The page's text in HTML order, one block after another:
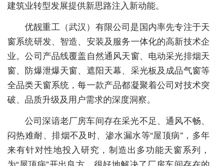
环球
专题
极客圈
经济
城建
科教
健康
悠游
建筑业转型发展提供新思路注入新动能。
优靓重工（武汉）有限公司是国内率先专注于天
窗系统研发、智造、安装及服务一体化的高新技术企
业。公司产品线覆盖自然通风天窗、电动采光排烟天
窗、防爆泄爆天窗、遮阳天幕、采光板及成品气窗等
全品类天窗系统，每一款产品都凝聚着公司对技术突
破、品质升级及用户需求的深度洞察。
公司深谙老厂房车间存在采光不足、通风不畅、
闷热难耐、排烟不及时、渗水漏水等“屋顶病”，多年
来有针对性地投入研究，制造出多功能天窗系列，